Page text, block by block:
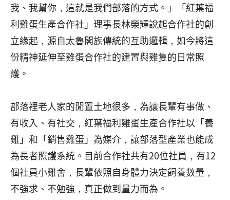
我、我幫你，這就是我們部落的方式。」「紅葉福
利雞蛋生產合作社」理事長林榮輝說起合作社的創
立緣起，源自太魯閣族傳統的互助邏輯，如今將這
份精神延伸至雞蛋合作社的建置與雞隻的日常照
護。
部落裡老人家的閒置土地很多，為讓長輩有事做、
有收入、有社交，紅葉福利雞蛋生產合作社以「養
雞」和「銷售雞蛋」為媒介，讓部落型產業也能成
為長者照護系統。目前合作社共有20位社員，有12
個社員小雞舍，長輩依照自身體力決定飼養數量，
不強求、不勉強，真正做到量力而為。